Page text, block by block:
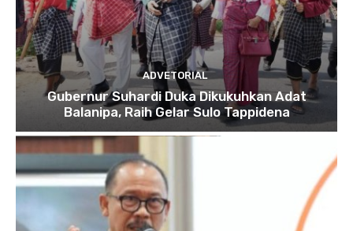
ADVETORIAL
Gubernur Suhardi Duka Dikukuhkan Adat
Balanipa, Raih Gelar Sulo Tappidena